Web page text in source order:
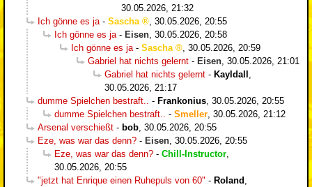
30.05.2026, 21:32
Ich gönne es ja - Sascha
30.05.2026, 20:55
Ich gönne es ja - Eisen 30.05.2026, 20:58
Ich gönne es ja - Sascha
30.05.2026, 20:59
Gabriel hat nichts gelernt - Eisen 30.05.2026, 21:01
Gabriel hat nichts gelernt - Kayldall
30.05.2026, 21:17
dumme Spielchen bestraft..
- Frankonius 30.05.2026, 20:55
dumme Spielchen bestraft..
- Smeller 30.05.2026, 21:12
Arsenal verschießt - bob 30.05.2026, 20:55
Eze, was war das denn? - Eisen 30.05.2026, 20:55
Eze, was war das denn? - Chill-Instructor
30.05.2026, 20:55
"jetzt hat Enrique einen Ruhepuls von 60" - Roland